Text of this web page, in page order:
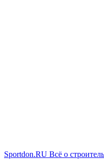
Sportdon.RU Всё о